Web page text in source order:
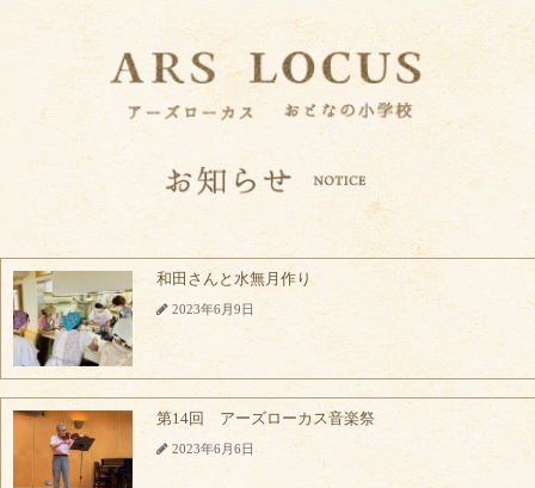
和田さんと水無月作り
2023年6月9日
第14回 アーズローカス音楽祭
2023年6月6日